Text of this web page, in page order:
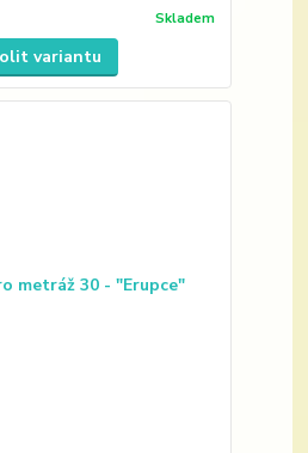
Skladem
variantu